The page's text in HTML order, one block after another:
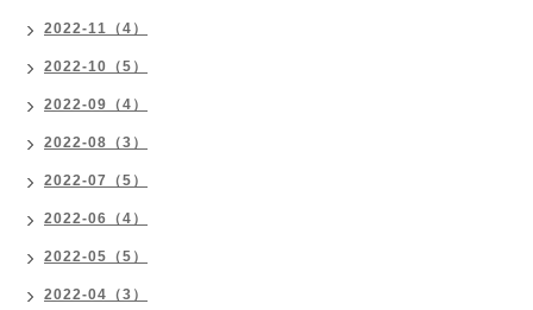
2022-11（4）
2022-10（5）
2022-09（4）
2022-08（3）
2022-07（5）
2022-06（4）
2022-05（5）
2022-04（3）